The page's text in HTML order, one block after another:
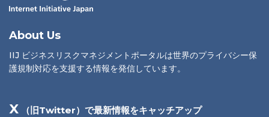
About Us
IIJ ビジネスリスクマネジメントポータルは世界のプライバシー保
護規制対応を支援する情報を発信しています。
X （旧Twitter）で最新情報をキャッチアップ